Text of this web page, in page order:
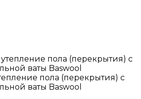
пола (перекрытия) с
ваты Baswool